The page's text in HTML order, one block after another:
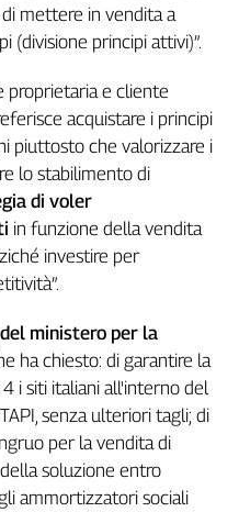
mettere in vendita a
(divisione principi attivi)”.
proprietaria e cliente
acquistare i principi
piuttosto che valorizzare i
lo stabilimento di
di voler
in funzione della vendita
investire per
del ministero per la
ha chiesto: di garantire la
i siti italiani all'interno del
senza ulteriori tagli; di
per la vendita di
soluzione entro
ammortizzatori sociali